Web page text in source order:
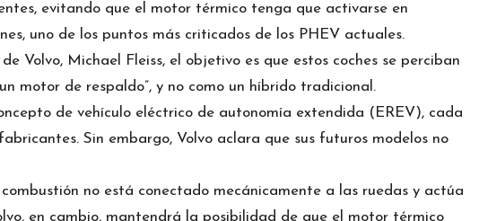
evitando que el motor térmico tenga que activarse en
uno de los puntos más criticados de los PHEV actuales.
Volvo, Michael Fleiss, el objetivo es que estos coches se perciban
motor de respaldo”, y no como un híbrido tradicional.
de vehículo eléctrico de autonomía extendida (EREV), cada
Sin embargo, Volvo aclara que sus futuros modelos no
no está conectado mecánicamente a las ruedas y actúa
en cambio, mantendrá la posibilidad de que el motor térmico